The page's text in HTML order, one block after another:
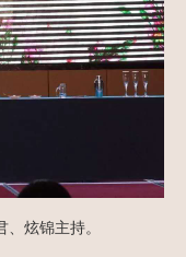
炫锦主持。